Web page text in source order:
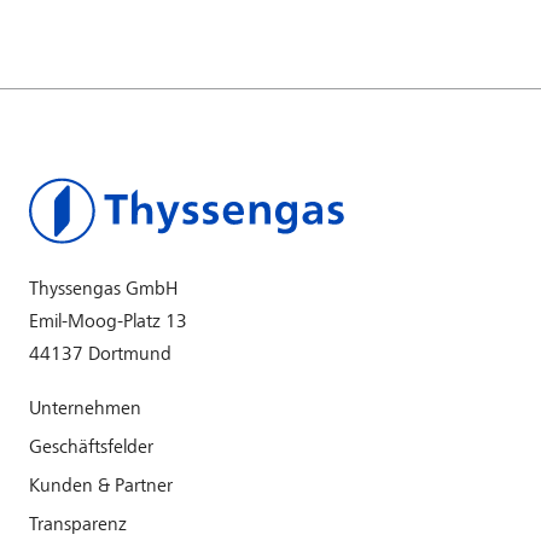
Thyssengas GmbH
Emil-Moog-Platz 13
44137 Dortmund
Unternehmen
Geschäftsfelder
Kunden & Partner
Transparenz